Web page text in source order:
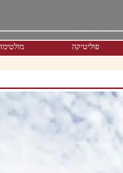
פוליטיקה